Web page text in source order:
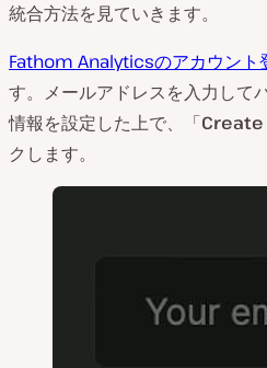
統合方法を見ていきます。
Fathom Analyticsのアカウント
す。メールアドレスを入力して
情報を設定した上で、「
クします。